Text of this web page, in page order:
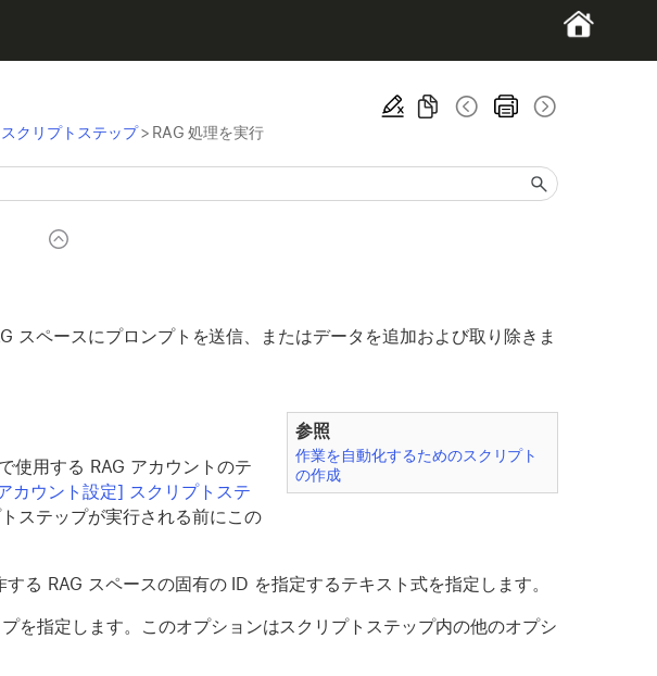
クリプトステップ> RAG 処理を実行
スペースにプロンプトを送信、またはデータを追加および取り除きま
参照
作業を自動化するためのスクリプト
の作成
使用する RAG アカウントのテ
カウント設定] スクリプトステ
ステップが実行される前にこの
る RAG スペースの固有の ID を指定するテキスト式を指定します。
を指定します。このオプションはスクリプトステップ内の他のオプシ